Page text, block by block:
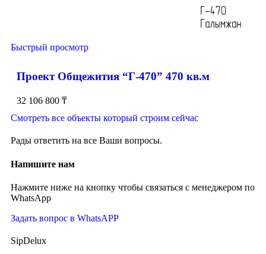
Быстрый просмотр
Проект Общежития “Г-470” 470 кв.м
32 106 800 ₸
Смотреть все объекты который строим сейчас
Рады ответить на все Ваши вопросы.
Напишите нам
Нажмите ниже на кнопку чтобы связаться с менеджером по
WhatsApp
Задать вопрос в WhatsAPP
SipDelux